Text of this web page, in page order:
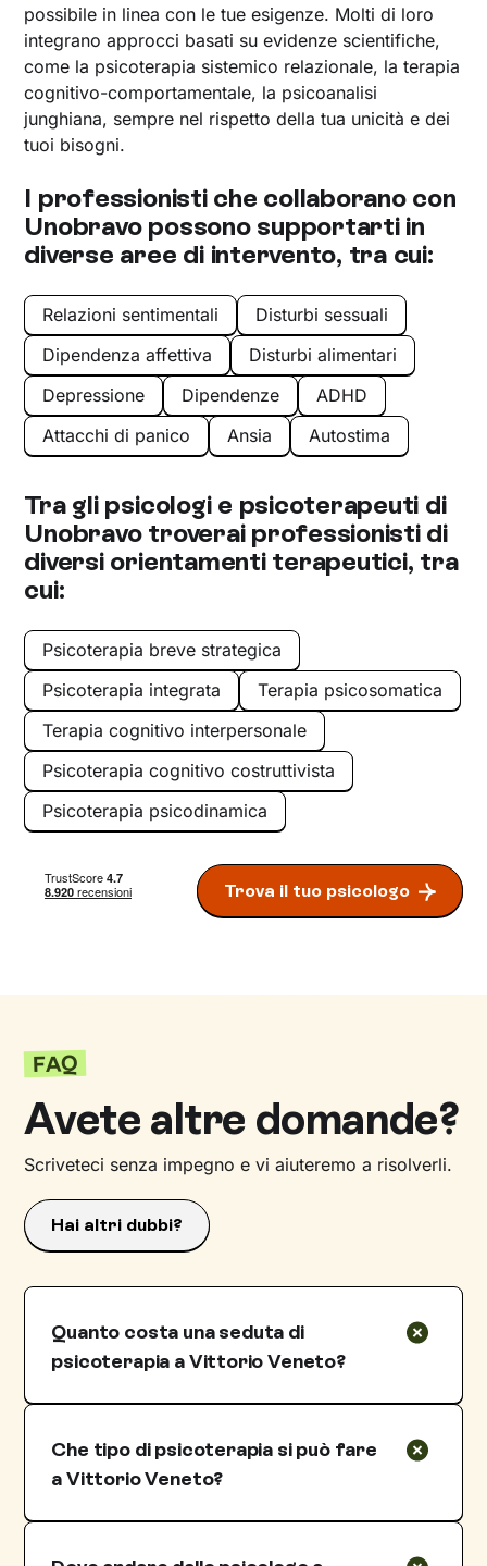
possibile in linea con le tue esigenze. Molti di loro
integrano approcci basati su evidenze scientifiche,
come la psicoterapia sistemico relazionale, la terapia
cognitivo-comportamentale, la psicoanalisi
junghiana, sempre nel rispetto della tua unicità e dei
tuoi bisogni.
I professionisti che collaborano con
Unobravo possono supportarti in
diverse aree di intervento, tra cui:
Relazioni sentimentali
Disturbi sessuali
Dipendenza affettiva
Disturbi alimentari
Depressione
Dipendenze
ADHD
Attacchi di panico
Ansia Autostima
Tra gli psicologi e psicoterapeuti di
Unobravo troverai professionisti di
diversi orientamenti terapeutici, tra
cui:
Psicoterapia breve strategica
Psicoterapia integrata
Terapia psicosomatica
Terapia cognitivo interpersonale
Psicoterapia cognitivo costruttivista
Psicoterapia psicodinamica
Trova il tuo psicologo
FAQ
Avete altre domande?
Scriveteci senza impegno e vi aiuteremo a risolverli.
Hai altri dubbi?
Quanto costa una seduta di
psicoterapia a Vittorio Veneto?
I costi delle sedute con psicologi e
variabili rispetto al fatto che si tratti di
prestazioni pubbliche o private. Nel caso delle
vantaggioso è ostacolato da tempi di attesa
che potrebbero essere molto lunghi.
Che tipo di psicoterapia si può fare
a Vittorio Veneto?
Uno psicologo o una psicologa e